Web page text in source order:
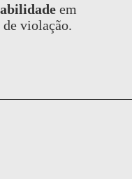
em
violação.